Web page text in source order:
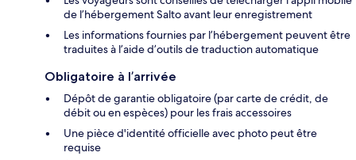
de l’hébergement Salto avant leur enregistrement
Les informations fournies par l’hébergement peuvent être
traduites à l’aide d’outils de traduction automatique
Obligatoire à l’arrivée
Dépôt de garantie obligatoire (par carte de crédit, de
débit ou en espèces) pour les frais accessoires
Une pièce d'identité officielle avec photo peut être
requise